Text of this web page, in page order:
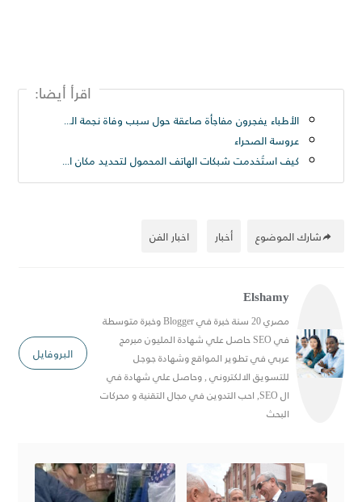
اقرأ أيضا:
الأطباء يفجرون مفاجأة صاعقة حول سبب وفاة نجمة الرقص الشرقي ناريمان عبود Nariman Abboud
عروسة الصحراء
كيف استُخدمت شبكات الهاتف المحمول لتحديد مكان الأميرة لطيفة Princess Latifah - حريتي العربيه - صنداي تلغراف
أخبار اخبار الفن شارك الموضوع
Elshamy
مصري 20 سنة خبرة في Blogger وخبرة متوسطة
في SEO حاصل علي شهادة المليون مبرمج
عربي في تطوير المواقع وشهادة جوجل
للتسويق الالكتروني , وحاصل علي شهادة في
ال SEO, احب التدوين في مجال التقنية و محركات
البحث
البروفايل